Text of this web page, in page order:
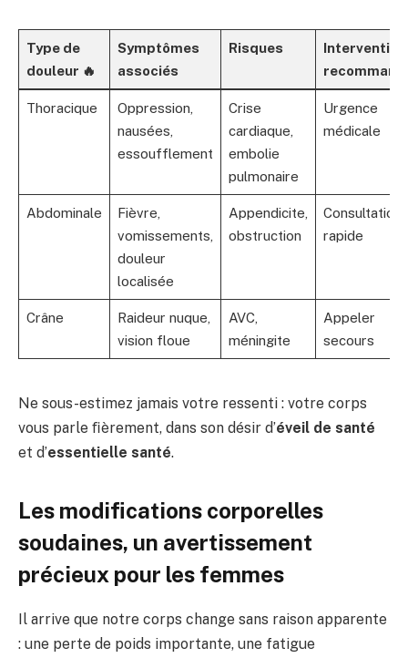
Type de
douleur 🔥
Symptômes
associés
Risques
Intervention
Thoracique
Oppression,
nausées,
essoufflement
Crise
cardiaque,
embolie
pulmonaire
Urgence
médicale
Abdominale
Fièvre,
vomissements,
douleur
localisée
Appendicite,
obstruction
Consultation
rapide
Crâne
Raideur nuque,
vision floue
AVC,
méningite
Appeler
secours
Ne sous-estimez jamais votre ressenti : votre corps
vous parle ﬁèrement, dans son désir d’éveil de santé
et d’essentielle santé.
Les modifications corporelles
soudaines, un avertissement
précieux pour les femmes
Il arrive que notre corps change sans raison apparente
: une perte de poids importante, une fatigue